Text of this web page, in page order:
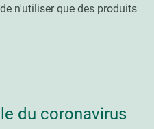
n'utiliser que des produits
du coronavirus